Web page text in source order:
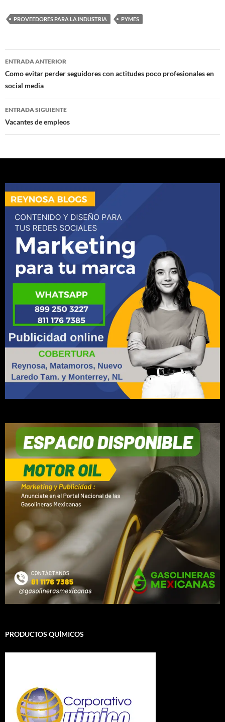
PROVEEDORES PARA LA INDUSTRIA PYMES
Navegación
de
entradas
ENTRADA ANTERIOR
Como evitar perder seguidores con actitudes poco profesionales en
social media
ENTRADA SIGUIENTE
Vacantes de empleos
PRODUCTOS QUÍMICOS